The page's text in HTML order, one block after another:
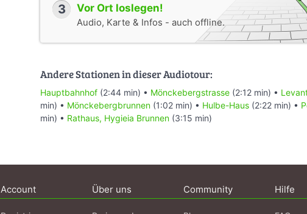
3 Vor Ort loslegen!
Audio, Karte & Infos - auch offline.
Andere Stationen in dieser Audiotour:
Hauptbahnhof (2:44 min) • Mönckebergstrasse (2:12 min) •
min) • Mönckebergbrunnen (1:02 min) • Hulbe-Haus (2:22 min) •
min) • Rathaus, Hygieia Brunnen (3:15 min)
Account Über uns Community Hilfe